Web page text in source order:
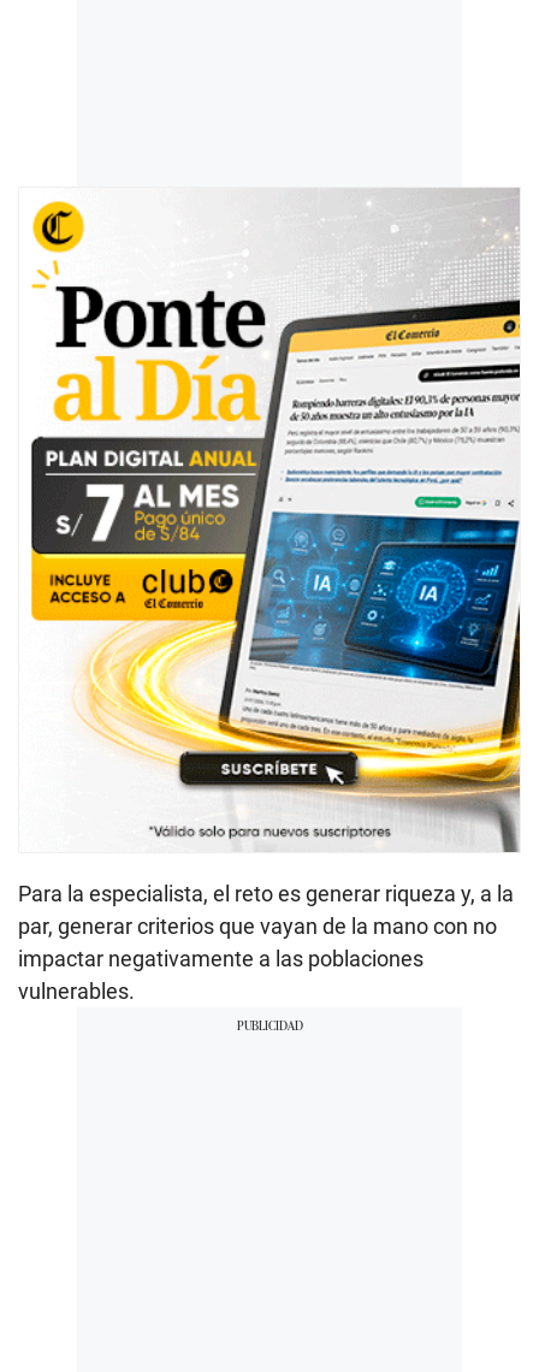
Para la especialista, el reto es generar riqueza y, a la
par, generar criterios que vayan de la mano con no
impactar negativamente a las poblaciones
vulnerables.